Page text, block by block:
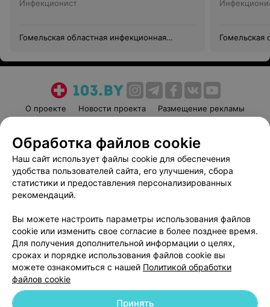
Инфекционист
Гомельская областная инфекционная
Гомельская
О проекте Новости проекта
Размещение рекламы
Пользовательское соглашение
Способы оплаты
Вакансии
Партнеры
Написать руководителю 103.by
Обработка персональных данных
Обработка файлов cookie
Наш сайт использует файлы cookie для обеспечения
удобства пользователей сайта, его улучшения, сбора
статистики и предоставления персонализированных
рекомендаций.
Вы можете настроить параметры использования файлов
cookie или изменить свое согласие в более позднее время.
Для получения дополнительной информации о целях,
сроках и порядке использования файлов cookie вы
можете ознакомиться с нашей Политикой обработки
файлов cookie
Принять